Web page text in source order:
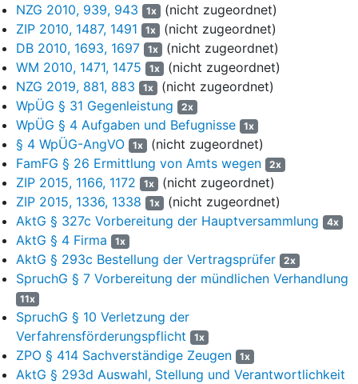
Amerika vergrößern solle und in der Region EMEA schon bisher
nicht geringere Margen im Vergleich zu den Wettbewerbern erzielt
worden seien. Die Planung sei zu pessimistisch, weil sich ohne
Berücksichtigung der sich aus dem LIFT-Programm ergebenden
Effekten von rund € 300 Mio. jährlich eine EBITDA-Marge von nur
24,2% und damit weniger als im Jahr 2018 ergebe.
(7) Der Ansatz des Finanzergebnisses erfolge fehlerhaft, weil die
Derivate im Wesentlichen Bewertungseinheiten beträfen, so dass
gegenläufige Entwicklungen bei den Grundgeschäften bestünden.
Bei einer integrierten Planungsrechnung könne sich ein Abzug für
betriebsnotwendige Thesaurierung nicht ergeben, weil der
gegebenenfalls notwendige Finanzbedarf für eine Erhöhung des
Working Capital bereits in den Planbilanzen berücksichtigt sein
müsse, zumindest aber liquide Mittel vorhanden seien. Der
Steuerquote von 27,1% im Jahr 2018 fehle angesichts eines
Ansatzes von 22,0% im Zwischenabschluss zum 30.6.2018 und
im Jahresabschluss zum 31.12.2018 von nur 4,2% die
Plausibilität. Die Entwicklung der Unternehmenssteuerquote in
Phase I belege die nicht vollständige Ausnutzung der steuerlichen
Verlustvorträge, weshalb ein Teil als Sonderwert erfasst werden
müsse.
NZG 2010, 939, 943
1x (nicht zugeordnet)
ZIP 2010, 1487, 1491
1x (nicht zugeordnet)
DB 2010, 1693, 1697
1x (nicht zugeordnet)
WM 2010, 1471, 1475
1x (nicht zugeordnet)
NZG 2019, 881, 883
1x (nicht zugeordnet)
WpÜG § 31 Gegenleistung
2x
WpÜG § 4 Aufgaben und Befugnisse 1x
§ 4 WpÜG-AngVO 1x (nicht zugeordnet)
FamFG § 26 Ermittlung von Amts wegen
2x
ZIP 2015, 1166, 1172 1x (nicht zugeordnet)
ZIP 2015, 1336, 1338
1x (nicht zugeordnet)
AktG § 327c Vorbereitung der Hauptversammlung
4x
AktG § 4 Firma 1x
AktG § 293c Bestellung der Vertragsprüfer 2x
SpruchG § 7 Vorbereitung der mündlichen Verhandlung
11x
SpruchG § 10 Verletzung der
Verfahrensförderungspflicht
1x
ZPO § 414 Sachverständige Zeugen 1x
AktG § 293d Auswahl, Stellung und Verantwortlichkeit